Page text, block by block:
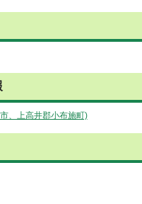
、上高井郡小布施町)